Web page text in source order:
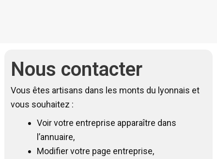
Nous contacter
Vous êtes artisans dans les monts du lyonnais et
vous souhaitez :
Voir votre entreprise apparaître dans
l’annuaire,
Modifier votre page entreprise,